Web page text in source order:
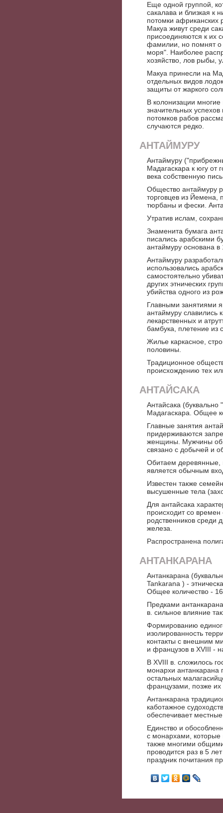
Еще одной группой,
сакалава и близкая к
потомки африканских
Макуа живут среди
присоединяются к их
фамилии, но помнят о
моря". Наиболее
хозяйство, лов рыбы,
Макуа принесли на
отдельных видов
защиты от жаркого
В колонизации многие
значительных
потомков рабов
случаются редко.
АНТАЙМУРУ
Антаймуру
Мадагаскара к югу от
века собственную
Общество антаймуру
торговцев из Йемена,
тюрбаны и фески.
Утратив ислам,
Знаменита бумага
писались арабскими
антаймуру основана в
Антаймуру
использовались
самостоятельно
других этнических
убийства одного из
Главными занятиями
антаймуру славились
лекарственных и
бамбука, плетение из
Жилье каркасное,
половины.
Традиционное
происхождению тех
АНТАЙСАКА
Антайсака (буквально
Мадагаскара. Общее
Главные занятия
придерживаются
женщины. Мужчины
связано с добычей и
Обитаем деревянные,
является обычным
Известен также
высушенные тела
Для антайсака
происходит со времен
родственников среди
железа.
Распространена
АНТАНКАРАНА
Антанкарана
Tankarana ) -
Общее количество -
Предками
в. сильное влияние
Формированию
изолированность
контакты с внешним
и французов в XVIII -
В XVIII в. сложилось
монархи антанкарана
остальных
французами, позже их
Антанкарана
каботажное
обеспечивает
Единство и
с монархами, которые
также многими
проводится раз в 5
праздник почитания